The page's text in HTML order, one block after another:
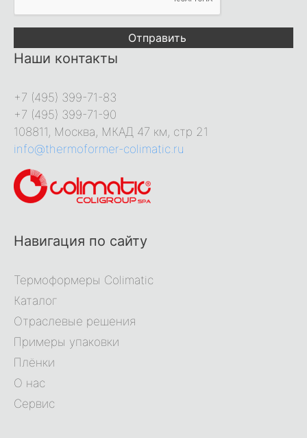
Наши контакты
+7 (495) 399-71-83
+7 (495) 399-71-90
108811, Москва, МКАД 47 км, стр 21
info@thermoformer-colimatic.ru
Навигация по сайту
Термоформеры Colimatic
Каталог
Отраслевые решения
Примеры упаковки
Плёнки
О нас
Сервис
Отправить